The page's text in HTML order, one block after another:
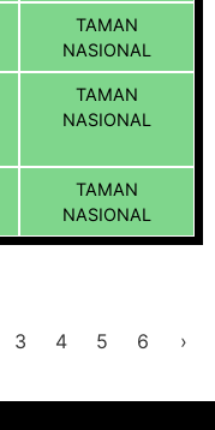
TAMAN
NASIONAL
TAMAN
NASIONAL
TAMAN
NASIONAL
3 4 5 6 ›